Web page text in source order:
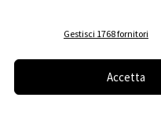
Gestisci 1768 fornitori
Accetta